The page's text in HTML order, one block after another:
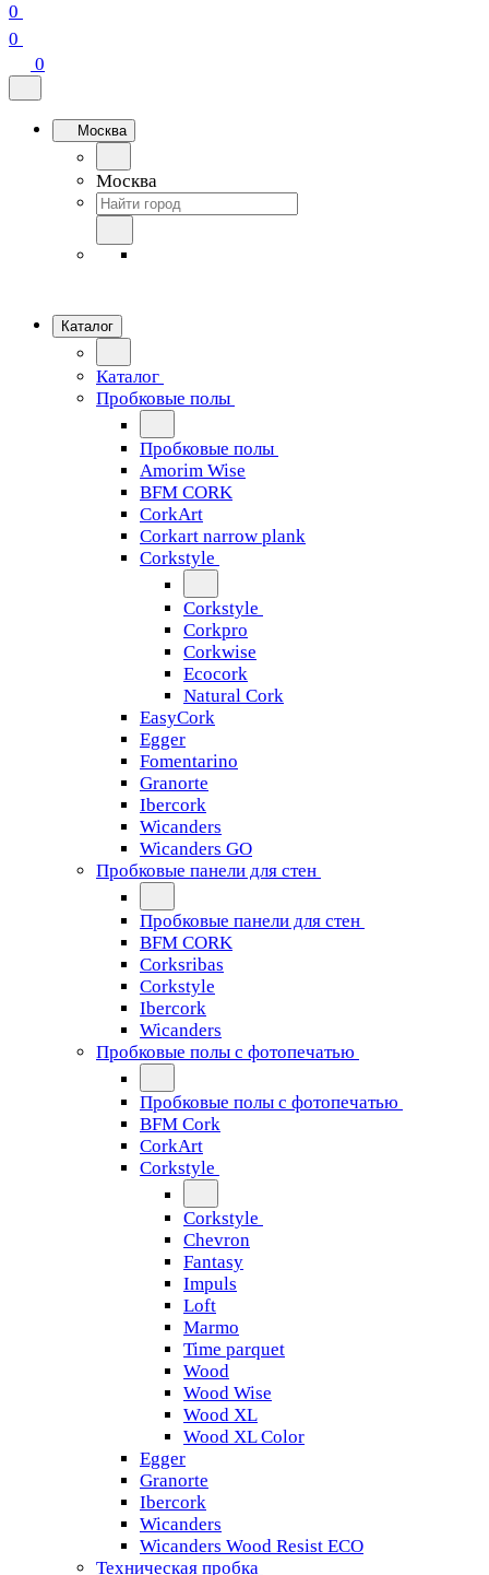
0
0
0
Москва
Москва
Каталог
Каталог
Пробковые полы
Пробковые полы
Amorim Wise
BFM CORK
CorkArt
Corkart narrow plank
Corkstyle
Corkstyle
Corkpro
Corkwise
Ecocork
Natural Cork
EasyCork
Egger
Fomentarino
Granorte
Ibercork
Wicanders
Wicanders GO
Пробковые панели для стен
Пробковые панели для стен
BFM CORK
Corksribas
Corkstyle
Ibercork
Wicanders
Пробковые полы с фотопечатью
Пробковые полы с фотопечатью
BFM Cork
CorkArt
Corkstyle
Corkstyle
Chevron
Fantasy
Impuls
Loft
Marmo
Time parquet
Wood
Wood Wise
Wood XL
Wood XL Color
Egger
Granorte
Ibercork
Wicanders
Wicanders Wood Resist ECO
Техническая пробка